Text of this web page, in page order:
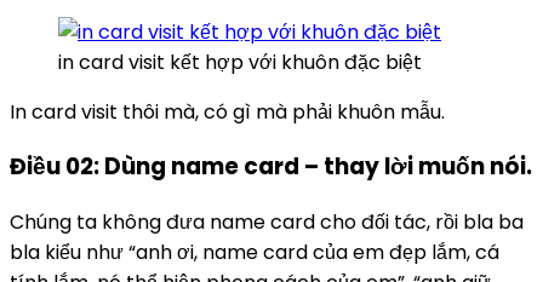
in card visit kết hợp với khuôn đặc biệt
In card visit thôi mà, có gì mà phải khuôn mẫu.
Điều 02: Dùng name card – thay lời muốn nói.
Chúng ta không đưa name card cho đối tác, rồi bla ba
bla kiểu như “anh ơi, name card của em đẹp lắm, cá